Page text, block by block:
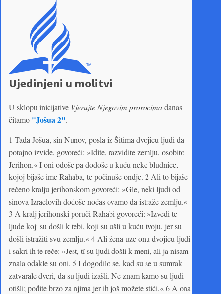
Ujedinjeni u molitvi
U sklopu inicijative Vjerujte Njegovim prorocimadanas
čitamo "Jošua 2".
1 Tada Jošua, sin Nunov, posla iz Šitima dvojicu ljudi da
potajno izvide, govoreći: »Idite, razvidite zemlju, osobito
Jerihon.« I oni odoše pa dođoše u kuću neke bludnice,
kojoj bijaše ime Rahaba, te počinuše ondje. 2 Ali to bijaše
rečeno kralju jerihonskom govoreći: »Gle, neki ljudi od
sinova Izraelovih dođoše noćas ovamo da istraže zemlju.«
3 A kralj jerihonski poruči Rahabi govoreći: »Izvedi te
ljude koji su došli k tebi, koji su ušli u kuću tvoju, jer su
došli istražiti svu zemlju.« 4 Ali žena uze onu dvojicu ljudi
i sakri ih te reče: »Jest, tî su ljudi došli k meni, ali ja nisam
znala odakle su oni. 5 I dogodilo se, kad su se u sumrak
zatvarale dveri, da su ljudi izašli. Ne znam kamo su ljudi
otišli; pođite brzo za njima jer ih još možete stići.« 6 A ona